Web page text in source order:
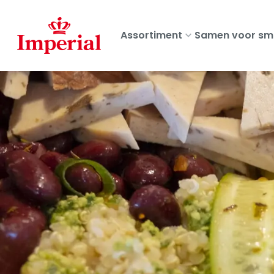
main
content
Assortiment Samen voor